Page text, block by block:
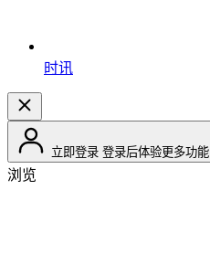
时讯
立即登录 登录后体验更多功能
浏览